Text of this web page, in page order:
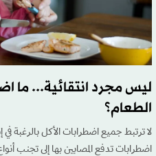
ليس مجرد انتقائية... ما
الطعام؟
لا ترتبط جميع اضطرابات الأكل بالرغبة
اضطرابات تدفع المصابين بها إلى تجنب